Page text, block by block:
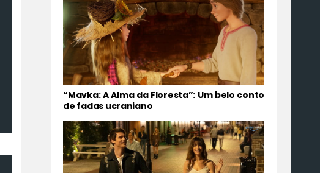
“Mavka: A Alma da Floresta”: Um belo conto
de fadas ucraniano